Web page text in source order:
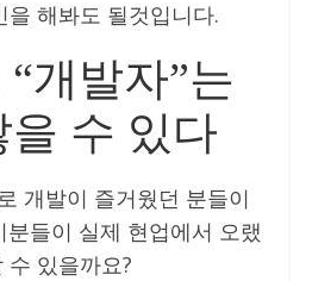
해봐도 될것입니다.
개발자”는
수 있다
개발이 즐거웠던 분들이
들이 실제 현업에서 오랬
수 있을까요?